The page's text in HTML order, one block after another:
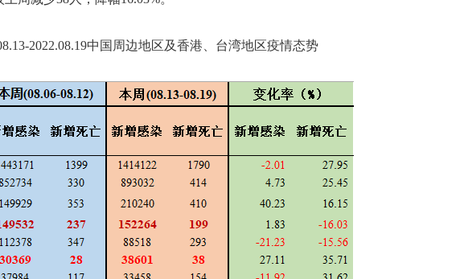
2022.08.19中国周边地区及香港、台湾地区疫情态势